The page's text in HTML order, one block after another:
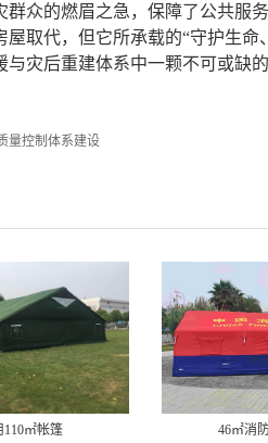
群众的燃眉之急，保障了公共服
屋取代，但它所承载的“守护生
与灾后重建体系中一颗不可或缺
量控制体系建设
110㎡帐篷 46㎡消